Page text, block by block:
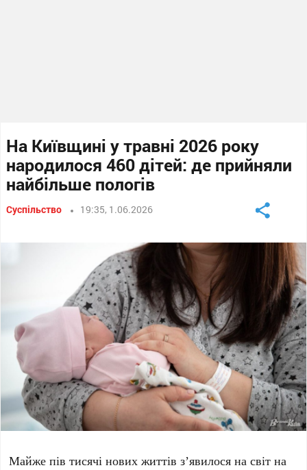
На Київщині у травні 2026 року
народилося 460 дітей: де прийняли
найбільше пологів
Суспільство 19:35, 1.06.2026
Майже пів тисячі нових життів з’явилося на світ на